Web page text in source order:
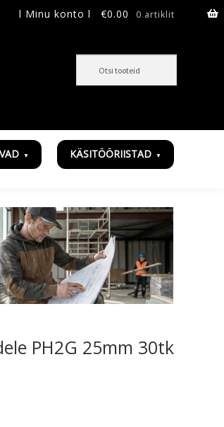
€0.00 0 artiklit
l Minu konto l
KÄSITÖÖRIISTAD
PH2G 25mm 30tk